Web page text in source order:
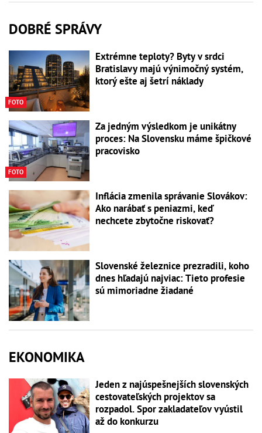
DOBRÉ SPRÁVY
FOTO
Extrémne teploty? Byty v srdci
Bratislavy majú výnimočný systém,
ktorý ešte aj šetrí náklady
FOTO
Za jedným výsledkom je unikátny
proces: Na Slovensku máme špičkové
pracovisko
Inflácia zmenila správanie Slovákov:
Ako narábať s peniazmi, keď
nechcete zbytočne riskovať?
Slovenské železnice prezradili, koho
dnes hľadajú najviac: Tieto profesie
sú mimoriadne žiadané
EKONOMIKA
Jeden z najúspešnejších slovenských
cestovateľských projektov sa
rozpadol. Spor zakladateľov vyústil
až do konkurzu